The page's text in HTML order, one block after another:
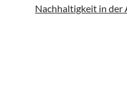
Nachhaltigkeit in der